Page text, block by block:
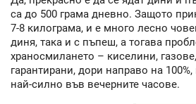
са до 500 грама дневно. Защото
7-8 килограма, и е много лесно
диня, така и с пъпеш, а тогава
храносмилането – киселини,
гарантирани, дори направо на
най-силно във вечерните часове.